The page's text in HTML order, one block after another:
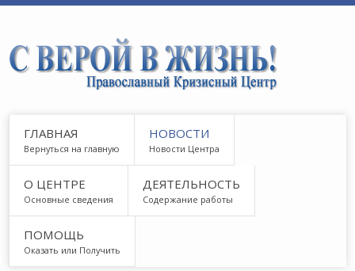
ГЛАВНАЯ
Вернуться на главную
НОВОСТИ
Новости Центра
О ЦЕНТРЕ
Основные сведения
ДЕЯТЕЛЬНОСТЬ
Содержание работы
ПОМОЩЬ
Оказать или Получить